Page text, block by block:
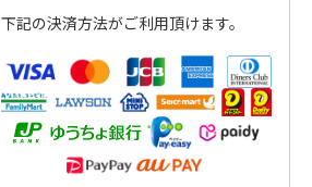
下記の決済方法がご利用頂けます。